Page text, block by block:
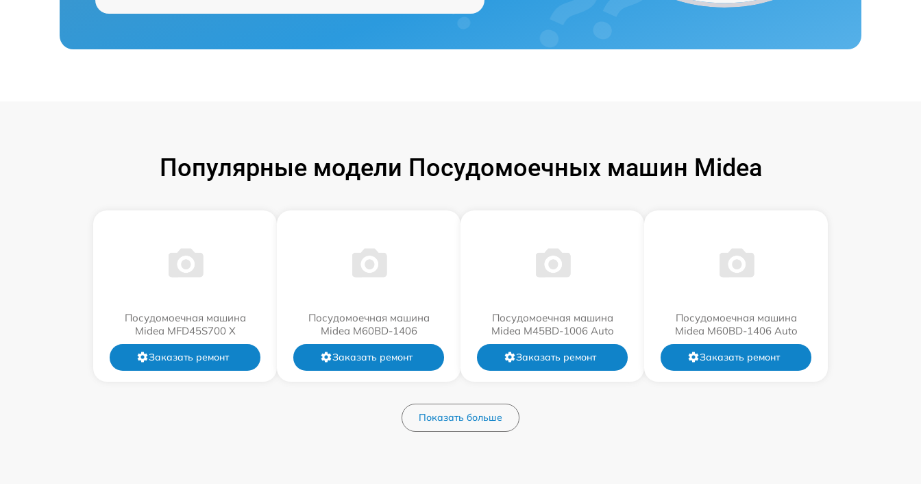
Популярные модели Посудомоечных машин Midea
Посудомоечная машина
Midea MFD45S700 X
Заказать ремонт
Посудомоечная машина
Midea M60BD-1406
Заказать ремонт
Посудомоечная машина
Midea M45BD-1006 Auto
Заказать ремонт
Посудомоечная машина
Midea M60BD-1406 Auto
Заказать ремонт
Показать больше